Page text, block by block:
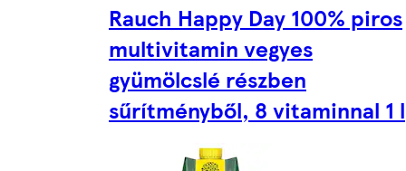
Rauch Happy Day 100% piros
multivitamin vegyes
gyümölcslé részben
sűrítményből, 8 vitaminnal 1 l